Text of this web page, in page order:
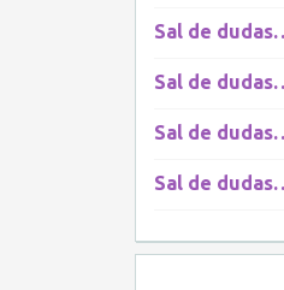
Sal de
Sal de
Sal de
Sal de